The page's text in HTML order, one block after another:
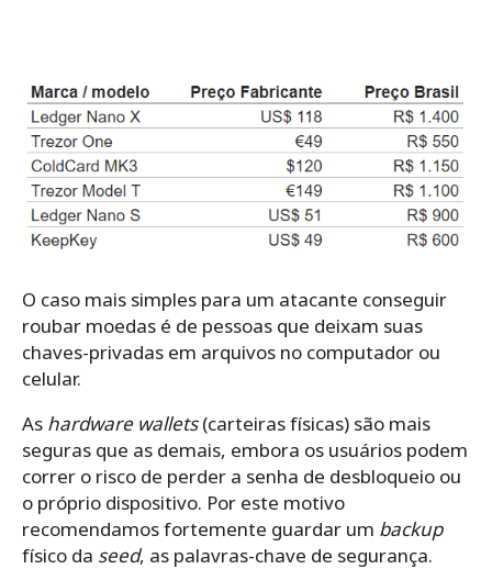
O caso mais simples para um atacante conseguir
roubar moedas é de pessoas que deixam suas
chaves-privadas em arquivos no computador ou
celular.
As hardware wallets(carteiras físicas) são mais
seguras que as demais, embora os usuários podem
correr o risco de perder a senha de desbloqueio ou
o próprio dispositivo. Por este motivo
recomendamos fortemente guardar um backup
físico da seed, as palavras-chave de segurança.